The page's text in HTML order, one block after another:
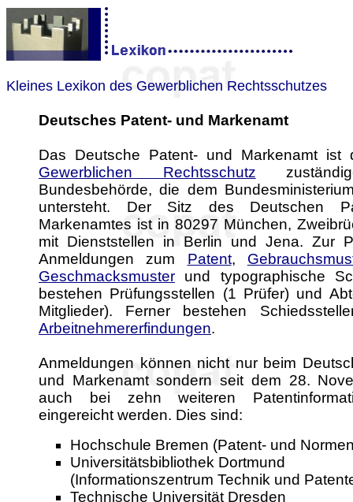
Kleines Lexikon des Gewerblichen Rechtsschutzes
Deutsches Patent- und Markenamt
Das Deutsche Patent- und Markenamt ist
Gewerblichen Rechtsschutz
Bundesbehörde, die dem
untersteht. Der Sitz des Deutschen
Markenamtes ist in 80297 München,
mit Dienststellen in Berlin und Jena. Zur
Anmeldungen zum Patent,
Geschmacksmuster und typographische
bestehen Prüfungsstellen (1 Prüfer) und
Mitglieder). Ferner bestehen
Arbeitnehmererfindungen.
Anmeldungen können nicht nur beim
und Markenamt sondern seit dem 28.
auch bei zehn weiteren
eingereicht werden. Dies sind:
Hochschule Bremen (Patent- und
Universitätsbibliothek Dortmund
(Informationszentrum Technik und
Technische Universität Dresden